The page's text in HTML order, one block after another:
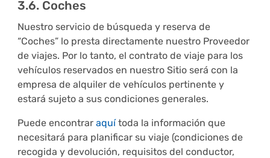
3.6. Coches
Nuestro servicio de búsqueda y reserva de
“Coches” lo presta directamente nuestro Proveedor
de viajes. Por lo tanto, el contrato de viaje para los
vehículos reservados en nuestro Sitio será con la
empresa de alquiler de vehículos pertinente y
estará sujeto a sus condiciones generales.
Puede encontrar aquítoda la información que
necesitará para planificar su viaje (condiciones de
recogida y devolución, requisitos del conductor,